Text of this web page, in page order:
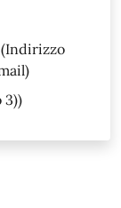
(Indirizzo
3))